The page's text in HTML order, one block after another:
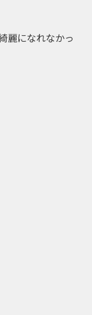
麗になれなかっ